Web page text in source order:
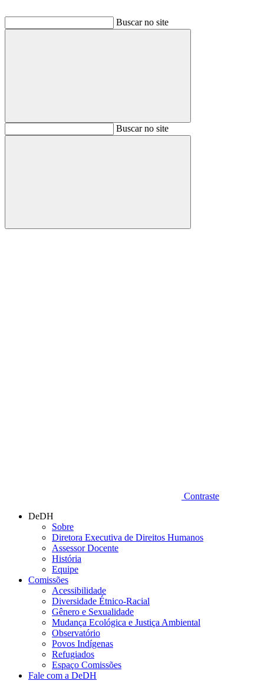
Buscar no site
BuscarBuscar no site
Buscar
Contraste
DeDH
Sobre
Diretora Executiva de Direitos Humanos
Assessor Docente
História
Equipe
Comissões
Acessibilidade
Diversidade Étnico-Racial
Gênero e Sexualidade
Mudança Ecológica e Justiça Ambiental
Observatório
Povos Indígenas
Refugiados
Espaço Comissões
Fale com a DeDH